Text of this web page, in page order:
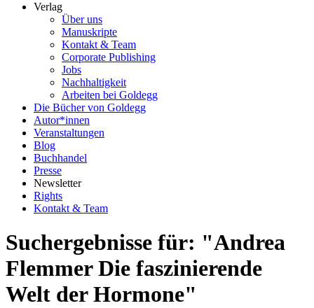
Verlag
Über uns
Manuskripte
Kontakt & Team
Corporate Publishing
Jobs
Nachhaltigkeit
Arbeiten bei Goldegg
Die Bücher von Goldegg
Autor*innen
Veranstaltungen
Blog
Buchhandel
Presse
Newsletter
Rights
Kontakt & Team
Suchergebnisse für: "Andrea
Flemmer Die faszinierende
Welt der Hormone"